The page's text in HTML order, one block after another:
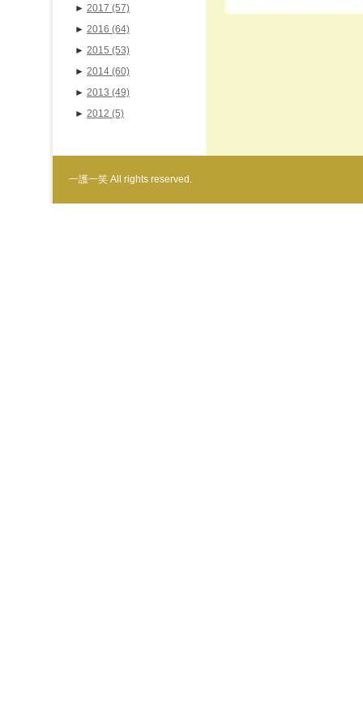
► 2017 (57)
► 2016 (64)
► 2015 (53)
► 2014 (60)
► 2013 (49)
► 2012 (5)
一護一笑 All rights reserved.